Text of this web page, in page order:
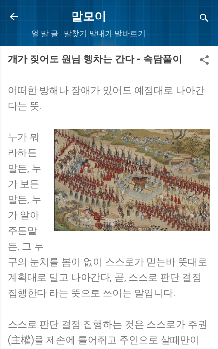
Skip to main content
말모이
얼 말 글 : 말찾기 말내기 말바르기
개가 짖어도 원님 행차는 간다 - 속담풀이
어떠한 방해나 장애가 있어도 예정대로 나아간
다는 뜻.
누가 뭐
라하든
말든, 누
가 보든
말든, 누
가 알아
주든말
든, 그 누
구의 눈치를 봄이 없이 스스로가 믿는바 뜻대로
계획대로 밀고 나아간다, 곧, 스스로 판단 결정
집행한다 라는 뜻으로 쓰이는 말입니다.
스스로 판단 결정 집행하는 것은 스스로가 주권
(主權)을 제손에 틀어쥐고 주인으로 살때만이